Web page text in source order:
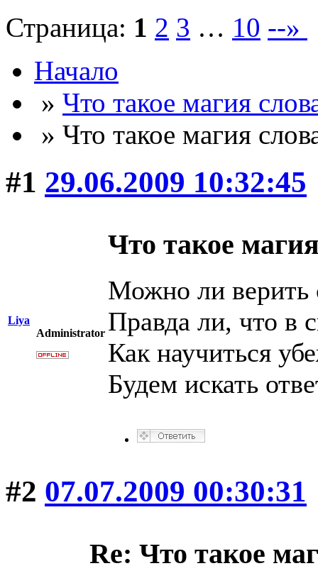
Страница: 1 2 3 … 10 --»
Начало
» Что такое магия
» Что такое магия
#1 29.06.2009 10:32:45
Liya
Administrator
Что такое
Можно ли верить
Правда ли, что в
Как научиться
Будем искать
#2 07.07.2009 00:30:31
Re: Что такое